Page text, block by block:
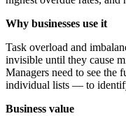
Why businesses use it
Task overload and
invisible until they cause
Managers need to see
individual lists — to
Business value